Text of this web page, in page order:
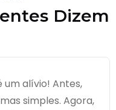
Dizem
alívio! Antes,
simples. Agora,